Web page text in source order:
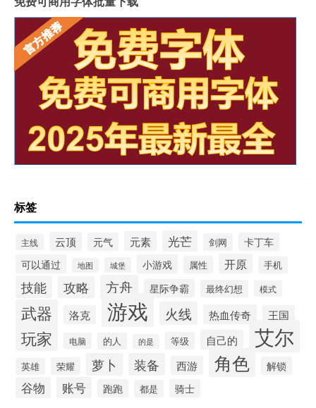
标签
主线 云顶 元气 元素 光芒 剑网 卡丁车
可以通过 地图 城堡 小游戏 属性 开原 手机
技能 攻略 方舟 星际争霸 最终幻想 模式
武器 洛克 游戏 火线 热血传奇 王国
玩家 电脑 的人 的是 等级 自己的 艾尔
英雄 荣耀 萝卜 装备 西游 角色 解锁
谷物 账号 跑跑 都是 骑士